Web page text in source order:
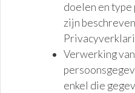
doelen en
zijn
Verwerking
enkel die